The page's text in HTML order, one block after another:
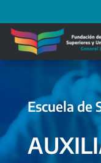
Escuela de